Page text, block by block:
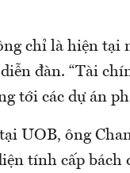
chỉ là hiện tại
đàn. “Tài
tới các dự án
UOB, ông
tính cấp bách